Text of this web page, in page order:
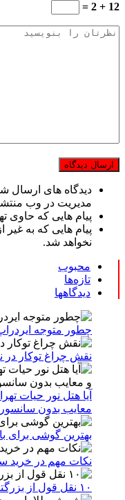
12 + 2 =
دیدگاه های ارسال
مدیریت در وب
پیام هایی که حاوی
پیام هایی که به
نخواهد شد.
محبوب
تازه‌ها
دیدگاهها
چطور متوجه
نقش چراغ توکار
معایب بدون سانسور
بهترین گوشی برای
نکات مهم در خرید
۱۰ نقل قول از بزرگترین معامله‌گران تاریخ که باید بخوانید